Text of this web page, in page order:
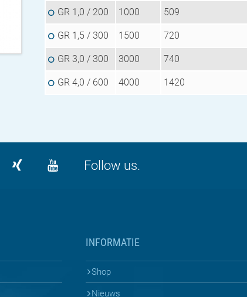
GR 1,0 / 200 1000 509
GR 1,5 / 300 1500 720
GR 3,0 / 300 3000 740
GR 4,0 / 600 4000 1420
Follow us.
INFORMATIE
Shop
Nieuws